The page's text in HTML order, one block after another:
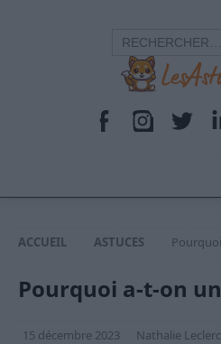
ACCUEIL ASTUCES
Pourquoi a-t-on
15 décembre 2023 Nathalie Leclerc